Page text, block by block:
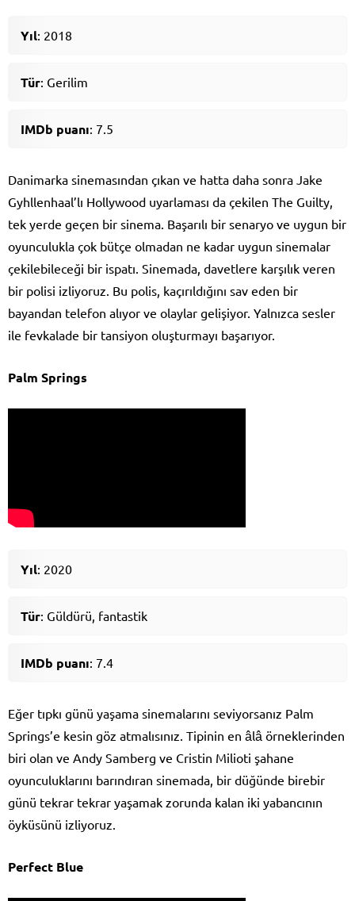
Yıl: 2018
Tür: Gerilim
IMDb puanı: 7.5
Danimarka sinemasından çıkan ve hatta daha sonra Jake
Gyhllenhaal’lı Hollywood uyarlaması da çekilen The Guilty,
tek yerde geçen bir sinema. Başarılı bir senaryo ve uygun bir
oyunculukla çok bütçe olmadan ne kadar uygun sinemalar
çekilebileceği bir ispatı. Sinemada, davetlere karşılık veren
bir polisi izliyoruz. Bu polis, kaçırıldığını sav eden bir
bayandan telefon alıyor ve olaylar gelişiyor. Yalnızca sesler
ile fevkalade bir tansiyon oluşturmayı başarıyor.
Palm Springs
Yıl: 2020
Tür: Güldürü, fantastik
IMDb puanı: 7.4
Eğer tıpkı günü yaşama sinemalarını seviyorsanız Palm
Springs’e kesin göz atmalısınız. Tipinin en âlâ örneklerinden
biri olan ve Andy Samberg ve Cristin Milioti şahane
oyunculuklarını barındıran sinemada, bir düğünde birebir
günü tekrar tekrar yaşamak zorunda kalan iki yabancının
öyküsünü izliyoruz.
Perfect Blue